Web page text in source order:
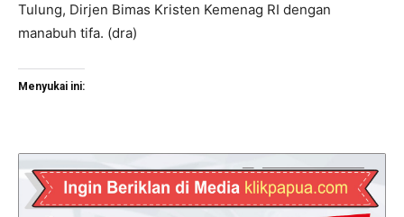
Tulung, Dirjen Bimas Kristen Kemenag RI dengan
manabuh tifa. (dra)
Menyukai ini: